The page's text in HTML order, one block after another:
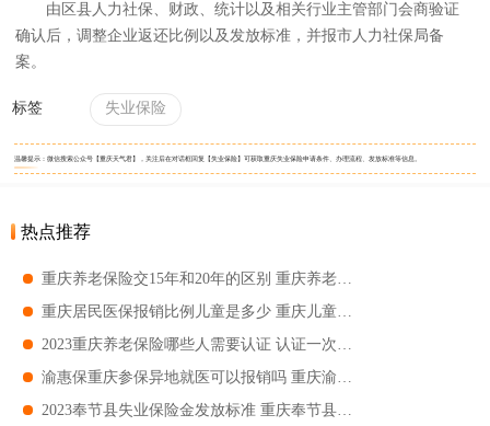
由区县人力社保、财政、统计以及相关行业主管部门会商验证
确认后，调整企业返还比例以及发放标准，并报市人力社保局备
案。
标签 失业保险
温馨提示：微信搜索公众号【重庆天气君】，关注后在对话框回复【失业保险】可获取重庆失业保险申请条件、办理流程、发放标准等信息。
热点推荐